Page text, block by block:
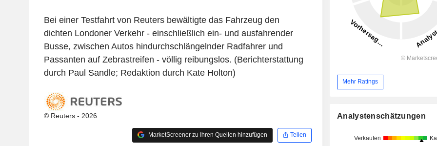
Bei einer Testfahrt von Reuters bewältigte das Fahrzeug den
dichten Londoner Verkehr - einschließlich ein- und ausfahrender
Busse, zwischen Autos hindurchschlängelnder Radfahrer und
Passanten auf Zebrastreifen - völlig reibungslos. (Berichterstattung
durch Paul Sandle; Redaktion durch Kate Holton)
© Reuters - 2026
MarketScreener zu Ihren Quellen hinzufügen Teilen
Mehr Ratings
Analystenschätzungen
Verkaufen